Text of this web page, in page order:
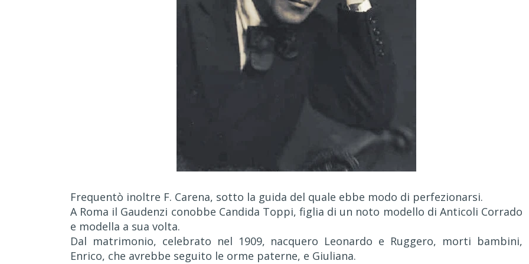
Frequentò inoltre F. Carena, sotto la guida del quale ebbe modo di perfezionarsi.
A Roma il Gaudenzi conobbe Candida Toppi, figlia di un noto modello di Anticoli Corrado
e modella a sua volta.
Dal matrimonio, celebrato nel 1909, nacquero Leonardo e Ruggero, morti bambini,
Enrico, che avrebbe seguito le orme paterne, e Giuliana.